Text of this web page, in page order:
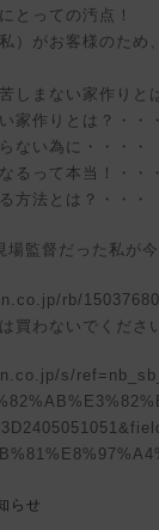
時
:
とっての汚点！
）がお客様のため
しまない家作りと
家作りとは？・・
ない為に・・・・
るって本当！・・
方法とは？・・・
監督だった私が今
rb/
買わないでくださ
s/
らせ